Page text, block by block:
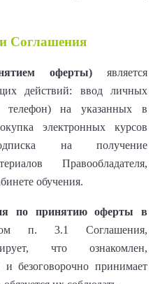
Соглашения
оферты)является
действий: ввод личных
на указанных в
электронных курсов
на получение
Правообладателя,
обучения.
по принятию оферты в
п. 3.1 Соглашения,
что ознакомлен,
и безоговорочно принимает